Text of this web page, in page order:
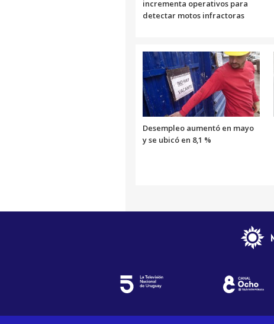
incrementa operativos para
detectar motos infractoras
Desempleo aumentó en mayo
y se ubicó en 8,1 %